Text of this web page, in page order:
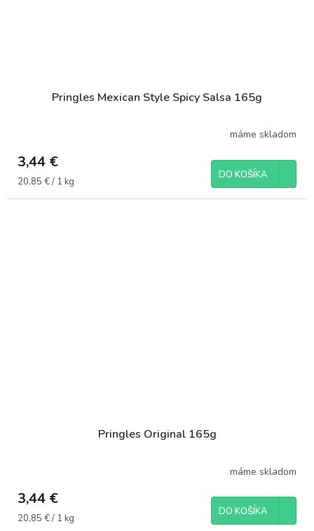
Pringles Mexican Style Spicy Salsa 165g
máme skladom
3,44 €
Jednotková
20,85 € / 1 kg
DO KOŠÍKA
Pringles Original 165g
máme skladom
3,44 €
Jednotková
20,85 € / 1 kg
DO KOŠÍKA